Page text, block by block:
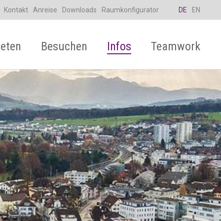
DE EN
Kontakt Anreise Downloads Raumkonfigurator
Besuchen Infos Teamwork